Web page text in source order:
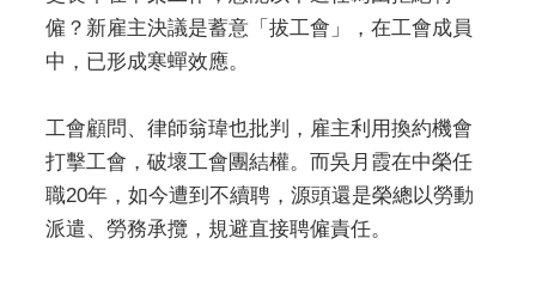
僱？新雇主決議是蓄意「拔工會」，在工會成員
中，已形成寒蟬效應。
工會顧問、律師翁瑋也批判，雇主利用換約機會
打擊工會，破壞工會團結權。而吳月霞在中榮任
職20年，如今遭到不續聘，源頭還是榮總以勞動
派遣、勞務承攬，規避直接聘僱責任。